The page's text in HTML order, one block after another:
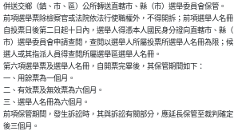
併送交鄉（鎮、市、區）公所轉送直轄市、縣（市）選舉委員會保管。
前項選舉票除檢察官或法院依法行使職權外，不得開拆；前項選舉人名冊
自投票日後第二日起十日內，選舉人得憑本人國民身分證向直轄市、縣（
市）選舉委員會申請查閱，查閱以選舉人所屬投票所選舉人名冊為限；候
選人或其指派人員得查閱所屬選舉區選舉人名冊。
第六項選舉票及選舉人名冊，自開票完畢後，其保管期間如下：
一、用餘票為一個月。
二、有效票及無效票為六個月。
三、選舉人名冊為六個月。
前項保管期間，發生訴訟時，其與訴訟有關部分，應延長保管至裁判確定
後三個月。